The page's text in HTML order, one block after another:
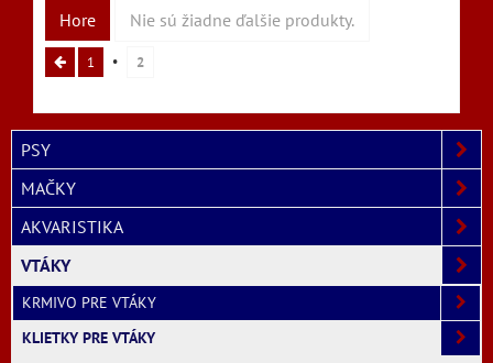
Hore Nie sú žiadne ďalšie produkty.
1 2
PSY
MAČKY
AKVARISTIKA
VTÁKY
KRMIVO PRE VTÁKY
KLIETKY PRE VTÁKY